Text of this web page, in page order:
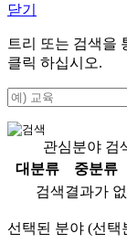
닫기
트리 또는 검색을
클릭 하십시오.
관심분야 검
대분류
중분류
검색결과가
선택된 분야 (선